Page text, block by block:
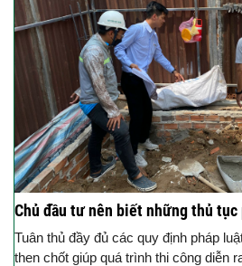
Chủ đầu tư nên biết những thủ tục
Tuân thủ đầy đủ các quy định pháp
then chốt giúp quá trình thi công diễn